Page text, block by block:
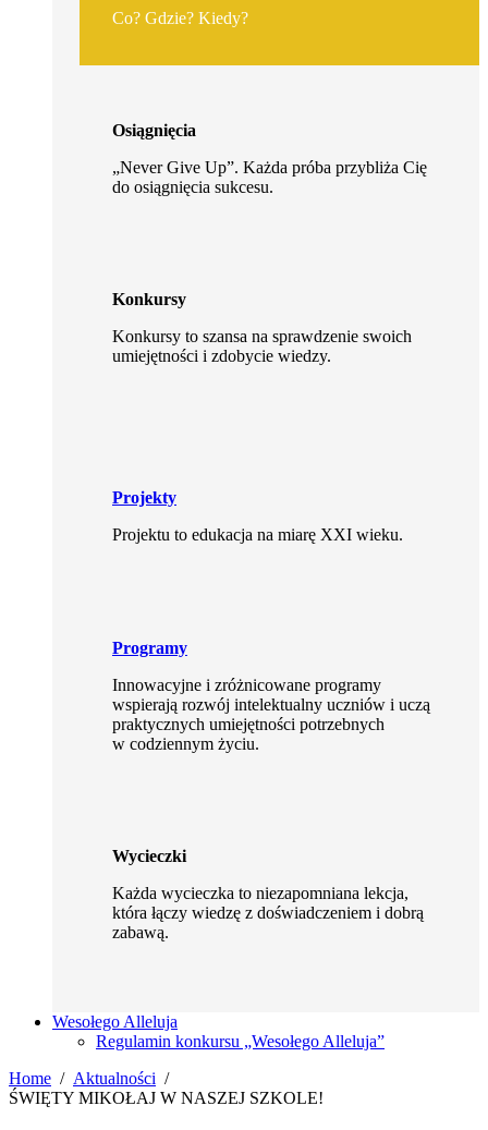
Co? Gdzie? Kiedy?
Osiągnięcia
„Never Give Up”. Każda próba przybliża Cię
do osiągnięcia sukcesu.
Konkursy
Konkursy to szansa na sprawdzenie swoich
umiejętności i zdobycie wiedzy.
Projekty
Projektu to edukacja na miarę XXI wieku.
Programy
Innowacyjne i zróżnicowane programy
wspierają rozwój intelektualny uczniów i uczą
praktycznych umiejętności potrzebnych
w codziennym życiu.
Wycieczki
Każda wycieczka to niezapomniana lekcja,
która łączy wiedzę z doświadczeniem i dobrą
zabawą.
Wesołego Alleluja
Regulamin konkursu „Wesołego Alleluja”
Home
Aktualności
ŚWIĘTY MIKOŁAJ W NASZEJ SZKOLE!